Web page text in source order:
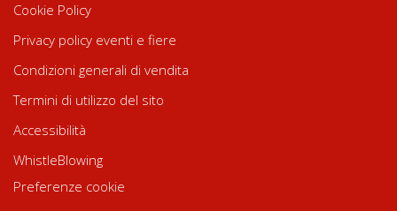
Cookie Policy
Privacy policy eventi e fiere
Condizioni generali di vendita
Termini di utilizzo del sito
Accessibilità
WhistleBlowing
Preferenze cookie